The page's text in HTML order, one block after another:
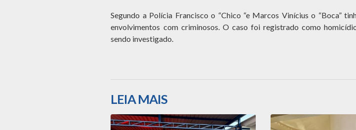
Segundo a Polícia Francisco o “Chico “e Marcos Vinícius o “Boca”
envolvimentos com criminosos. O caso foi registrado como
sendo investigado.
LEIA MAIS